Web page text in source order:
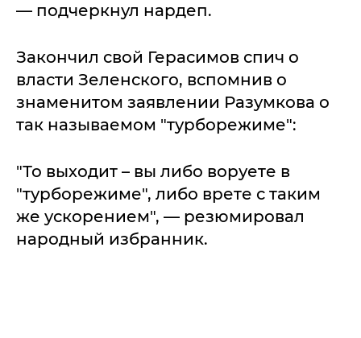
— подчеркнул нардеп.
Закончил свой Герасимов спич о
власти Зеленского, вспомнив о
знаменитом заявлении Разумкова о
так называемом "турборежиме":
"То выходит – вы либо воруете в
"турборежиме", либо врете с таким
же ускорением", — резюмировал
народный избранник.